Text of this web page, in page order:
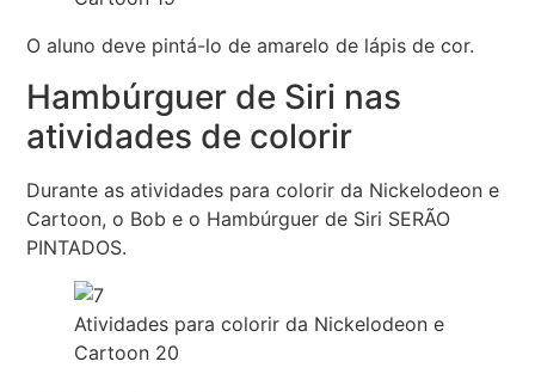
O aluno deve pintá-lo de amarelo de lápis de cor.
Hambúrguer de Siri nas
atividades de colorir
Durante as atividades para colorir da Nickelodeon e
Cartoon, o Bob e o Hambúrguer de Siri SERÃO
PINTADOS.
Atividades para colorir da Nickelodeon e
Cartoon 20